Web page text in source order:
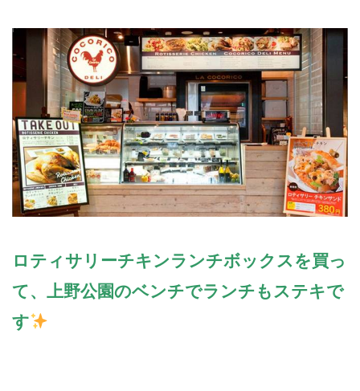
ロティサリーチキンランチボックスを買っ
て、上野公園のベンチでランチもステキで
す